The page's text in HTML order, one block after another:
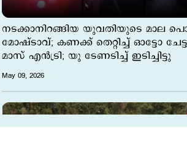
നടക്കാനിറങ്ങിയ യുവതിയുടെ മാല
മോഷ്ടാവ്; കണക്ക് തെറ്റിച്ച് ഓട്ടോ
മാസ് എന്‍ട്രി; യു ടേണടിച്ച് ഇടിച്ചിട്ടു
May 09, 2026